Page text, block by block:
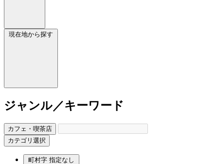
現在地から探す
ジャンル／キーワード
カフェ・喫茶店
カテゴリ選択
町村字 指定なし